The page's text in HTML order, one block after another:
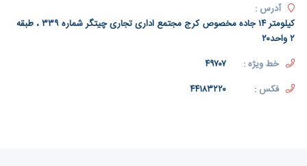
آدرس :
کیلومتر ۱۴ جاده مخصوص کرج مجتمع اداری تجاری چیتگر شماره ۳۳۹ ، طبقه
۲ واحد۲۰
خط ویژه :
۴۹۷۰۷
فکس :
۴۴۱۸۳۲۲۰